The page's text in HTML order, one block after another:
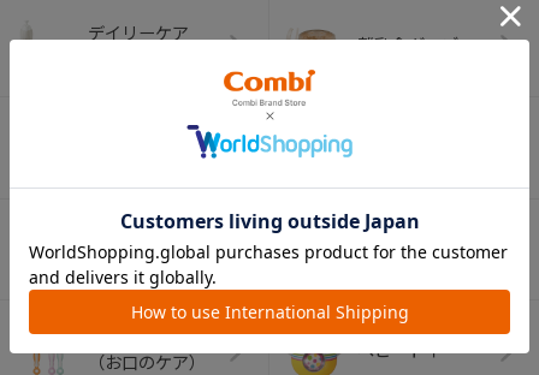
デイリーケア
離乳食グッズ
ン・フォーク
お食事エプロン
オーラルケア
（お口のケア）
ベビートイ